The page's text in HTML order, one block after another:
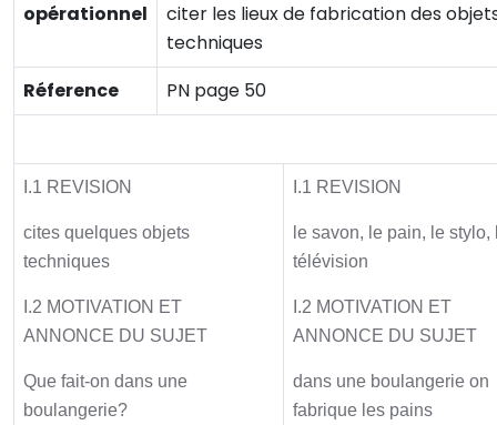
opérationnel
citer les lieux de fabrication des
techniques
Réference
PN page 50
I.1 REVISION
cites quelques objets
techniques
I.2 MOTIVATION ET
ANNONCE DU SUJET
Que fait-on dans une
boulangerie?
I.1 REVISION
le savon, le pain, le stylo,
télévision
I.2 MOTIVATION ET
ANNONCE DU SUJET
dans une boulangerie on
fabrique les pains